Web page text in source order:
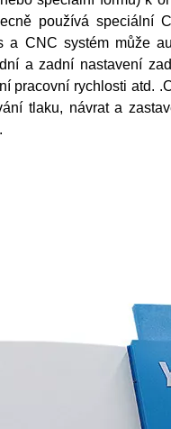
používá speciální
CNC systém může
a zadní nastavení
pracovní rychlosti atd.
tlaku, návrat a